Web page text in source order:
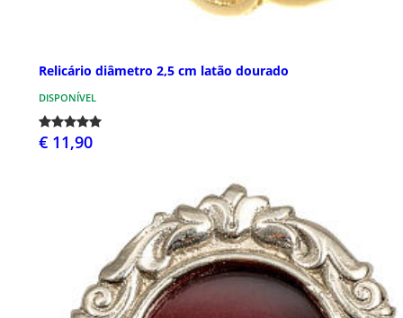
Relicário diâmetro 2,5 cm latão dourado
DISPONÍVEL
€ 11,90